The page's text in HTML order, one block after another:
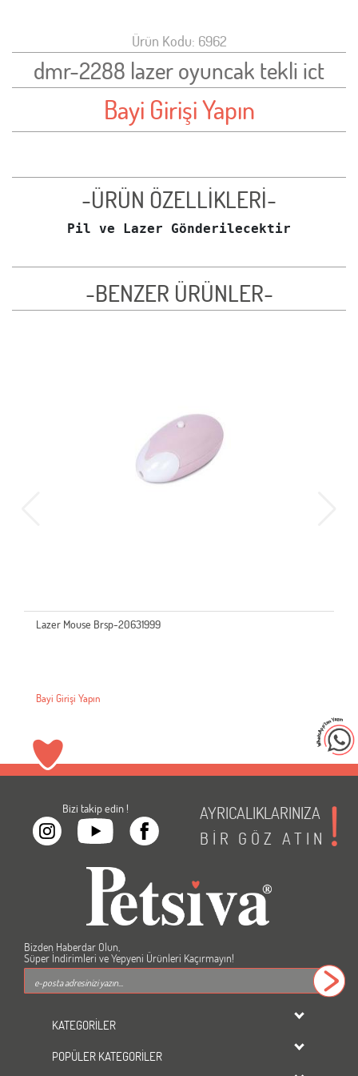
Ürün Kodu: 6962
dmr-2288 lazer oyuncak tekli ict
Bayi Girişi Yapın
-ÜRÜN ÖZELLİKLERİ-
Pil ve Lazer Gönderilecektir
-BENZER ÜRÜNLER-
Lazer Mouse Brsp-20631999
Bayi Girişi Yapın
Bizi takip edin !
AYRICALIKLARINIZA
BİR GÖZ ATIN
Bizden Haberdar Olun,
Süper İndirimleri ve Yepyeni Ürünleri Kaçırmayın!
KATEGORİLER
dondurulmuş ürünler
POPÜLER KATEGORİLER